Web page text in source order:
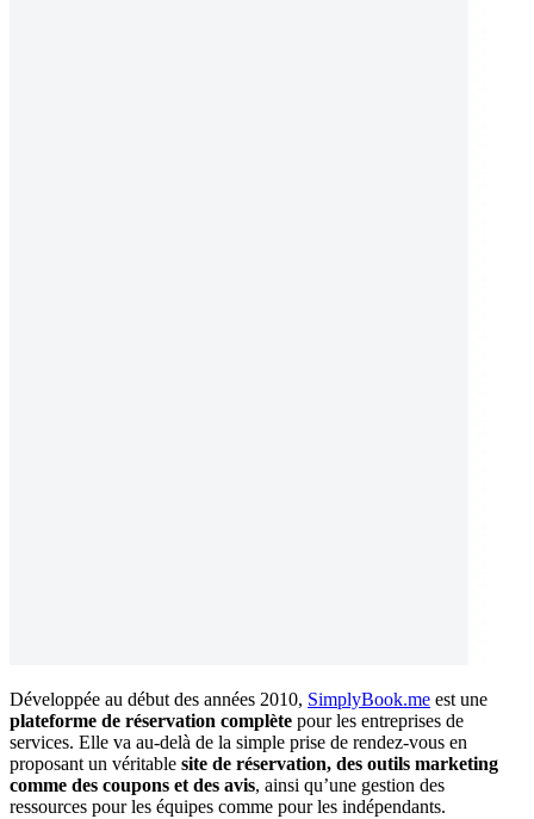
Développée au début des années 2010, SimplyBook.me est une
plateforme de réservation complète pour les entreprises de
services. Elle va au-delà de la simple prise de rendez-vous en
proposant un véritable site de réservation, des outils marketing
comme des coupons et des avis, ainsi qu’une gestion des
ressources pour les équipes comme pour les indépendants.